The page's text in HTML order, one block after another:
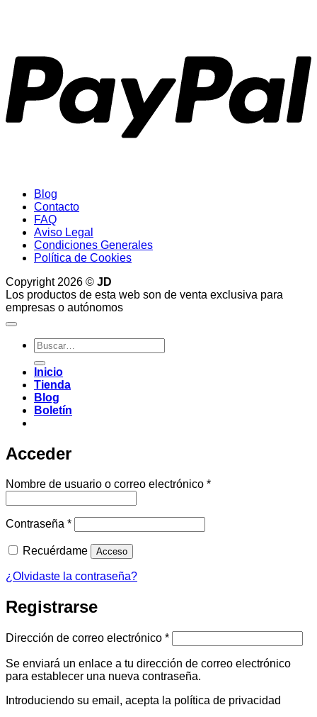
Blog
Contacto
FAQ
Aviso Legal
Condiciones Generales
Política de Cookies
Copyright 2026 © JD
Los productos de esta web son de venta exclusiva para
empresas o autónomos
Buscar
por:
Inicio
Tienda
Blog
Boletín
Acceder
Nombre de usuario o correo electrónico *Obligatorio
Contraseña *Obligatorio
Recuérdame Acceso
¿Olvidaste la contraseña?
Registrarse
Dirección de correo electrónico *Obligatorio
Se enviará un enlace a tu dirección de correo electrónico
para establecer una nueva contraseña.
Introduciendo su email, acepta la política de privacidad